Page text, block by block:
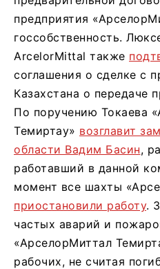
предприятия
госсобственность.
ArcelorMittal также
соглашения о сделке с
Казахстана о передаче
По поручению Токаева
Темиртау» возглавит
области Вадим Басин,
работавший в данной
момент все шахты
приостановили работу.
частых аварий и
«АрселорМиттал
рабочих, не считая